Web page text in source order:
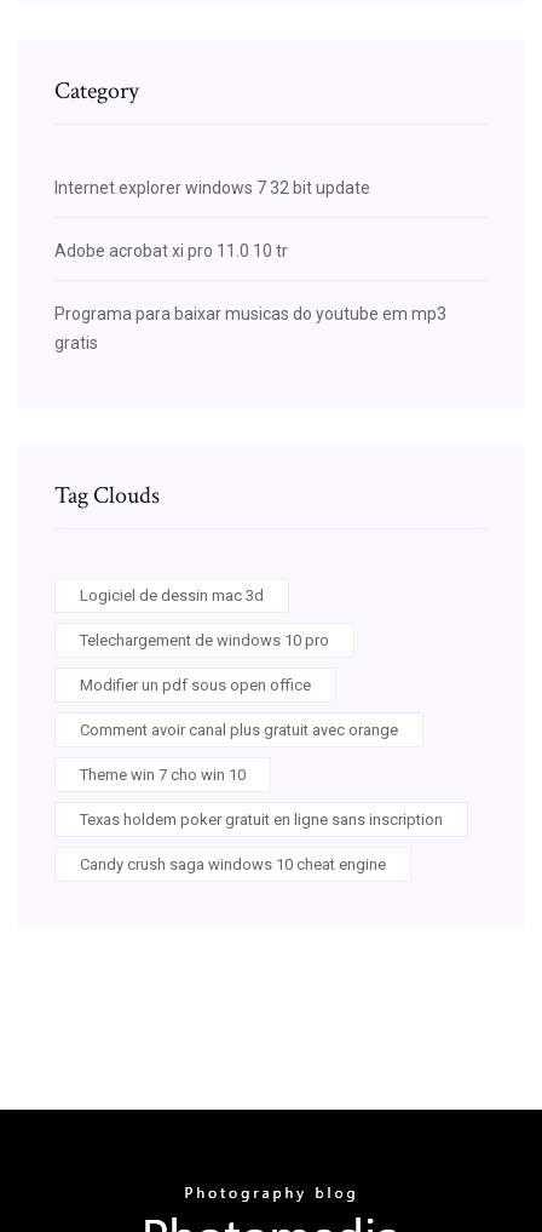
Category
Internet explorer windows 7 32 bit update
Adobe acrobat xi pro 11.0 10 tr
Programa para baixar musicas do youtube em mp3
gratis
Tag Clouds
Logiciel de dessin mac 3d
Telechargement de windows 10 pro
Modifier un pdf sous open office
Comment avoir canal plus gratuit avec orange
Theme win 7 cho win 10
Texas holdem poker gratuit en ligne sans inscription
Candy crush saga windows 10 cheat engine